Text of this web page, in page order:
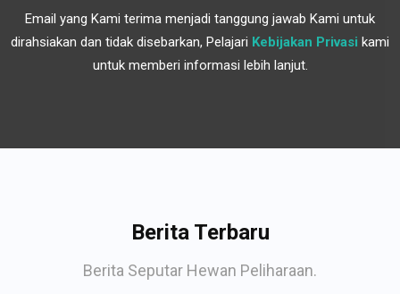
Email yang Kami terima menjadi tanggung jawab Kami untuk
dirahsiakan dan tidak disebarkan, Pelajari Kebijakan Privasi kami
untuk memberi informasi lebih lanjut.
Berita Terbaru
Berita Seputar Hewan Peliharaan.